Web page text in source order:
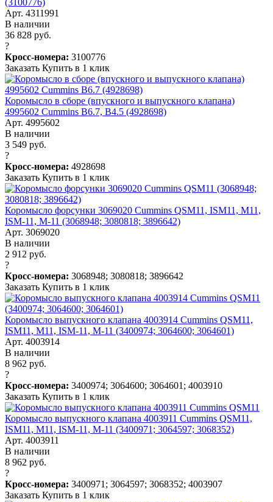
Арт. 4311991
В наличии
36 828 руб.
?
Кросс-номера: 3100776
Заказать Купить в 1 клик
Коромысло в сборе (впускного и выпускного клапана)
4995602 Cummins B6.7, B4.5 (4928698)
Арт. 4995602
В наличии
3 549 руб.
?
Кросс-номера: 4928698
Заказать Купить в 1 клик
Коромысло форсунки 3069020 Cummins QSM11, ISM11, M11,
ISM-11, M-11 (3068948; 3080818; 3896642)
Арт. 3069020
В наличии
2 912 руб.
?
Кросс-номера: 3068948; 3080818; 3896642
Заказать Купить в 1 клик
Коромысло выпускного клапана 4003914 Cummins QSM11,
ISM11, M11, ISM-11, M-11 (3400974; 3064600; 3064601)
Арт. 4003914
В наличии
8 962 руб.
?
Кросс-номера: 3400974; 3064600; 3064601; 4003910
Заказать Купить в 1 клик
Коромысло выпускного клапана 4003911 Cummins QSM11,
ISM11, M11, ISM-11, M-11 (3400971; 3064597; 3068352)
Арт. 4003911
В наличии
8 962 руб.
?
Кросс-номера: 3400971; 3064597; 3068352; 4003907
Заказать Купить в 1 клик